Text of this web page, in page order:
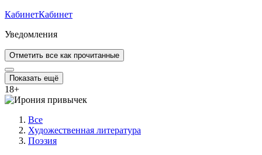
КабинетКабинет
Уведомления
Отметить все как прочитанные
Показать ещё
18+
Все
Художественная литература
Поэзия